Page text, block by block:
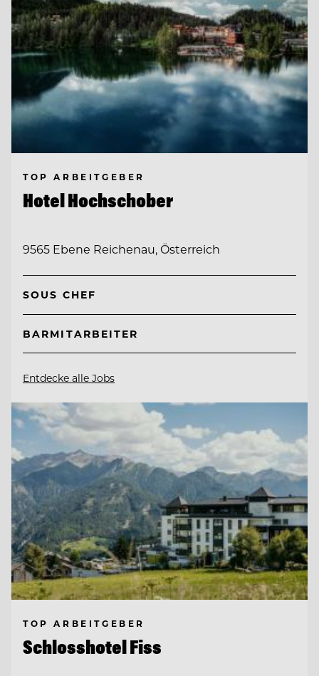
TOP ARBEITGEBER
Hotel Hochschober
9565 Ebene Reichenau, Österreich
SOUS CHEF
BARMITARBEITER
Entdecke alle Jobs
TOP ARBEITGEBER
Schlosshotel Fiss